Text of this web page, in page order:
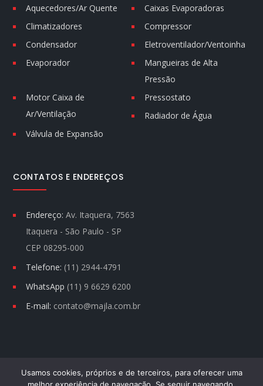
Aquecedores/Ar Quente
Caixas Evaporadoras
Climatizadores
Compressor
Condensador
Eletroventilador/Ventoinha
Evaporador
Mangueiras de Alta
Pressão
Motor Caixa de
Ar/Ventilação
Pressostato
Radiador de Água
Válvula de Expansão
CONTATOS E ENDEREÇOS
Endereço: Av. Itaquera, 7563
Itaquera - São Paulo - SP
CEP 08295-000
Telefone: (11) 2944-4791
WhatsApp (11) 9 6629 6200
E-mail: contato@majla.com.br
Usamos cookies, próprios e de terceiros, para oferecer uma